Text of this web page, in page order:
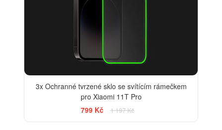
3x Ochranné tvrzené sklo se svítícím rámečkem
pro Xiaomi 11T Pro
799 Kč
1 197 Kč